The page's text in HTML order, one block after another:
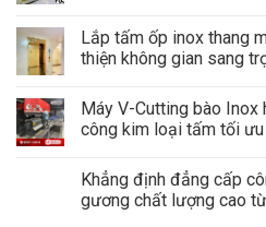
Lắp tấm ốp inox thang
thiện không gian sang
Máy V-Cutting bào
công kim loại tấm tối
Khẳng định đẳng cấp
gương chất lượng cao